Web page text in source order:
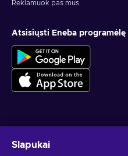
Reklamuok pas mus
Atsisiųsti Eneba programėlę
Slapukai